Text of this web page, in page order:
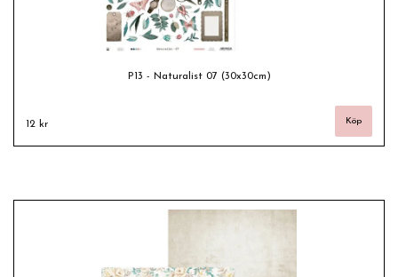
P13 - Naturalist 07 (30x30cm)
12 kr